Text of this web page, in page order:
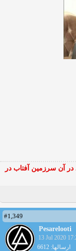
آن سرزمین آفتاب در
#1,349
Pesarelooti
13 Jul 2020
ارسالها: 6612